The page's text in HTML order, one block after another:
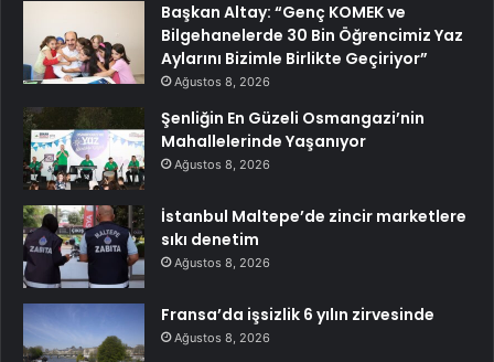
Başkan Altay: “Genç KOMEK ve
Bilgehanelerde 30 Bin Öğrencimiz Yaz
Aylarını Bizimle Birlikte Geçiriyor”
Ağustos 8, 2026
Şenliğin En Güzeli Osmangazi’nin
Mahallelerinde Yaşanıyor
Ağustos 8, 2026
İstanbul Maltepe’de zincir marketlere
sıkı denetim
Ağustos 8, 2026
Fransa’da işsizlik 6 yılın zirvesinde
Ağustos 8, 2026